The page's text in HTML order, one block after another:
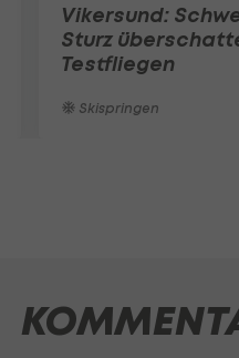
Vikersund:
Sturz
Testfliegen
Skispringen